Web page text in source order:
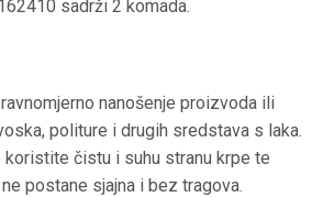
sadrži 2 komada.
nanošenje proizvoda ili
politure i drugih sredstava s laka.
koristite čistu i suhu stranu krpe te
postane sjajna i bez tragova.